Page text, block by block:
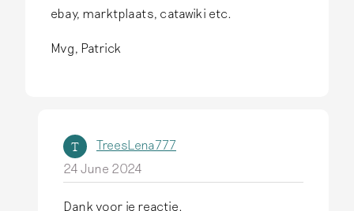
ebay, marktplaats, catawiki etc.
Mvg, Patrick
T
TreesLena777
24 June 2024
Dank voor je reactie.